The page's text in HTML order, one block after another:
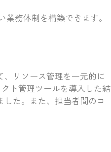
務体制を構築できます。
リソース管理を一元的に
ト管理ツールを導入した結
た。また、担当者間のコ